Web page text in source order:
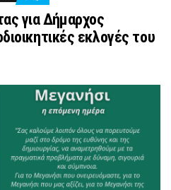
για Δήμαρχος
εκλογές του